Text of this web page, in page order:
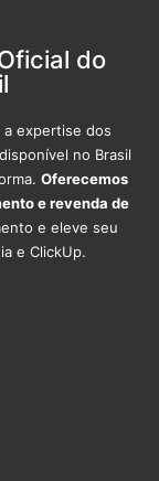
do
expertise dos
no Brasil
Oferecemos
e revenda de
e eleve seu
e ClickUp.